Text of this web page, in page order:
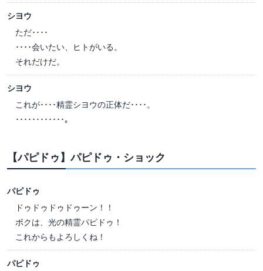
シヨウ
ただ････
････会いたい、ヒトがいる。
それだけだ。
シヨウ
これが････精霊シヨウの正体だ････。
････････････。
【パピドゥ】パピドゥ・ショック
パピドゥ
ドゥドゥドゥドゥーン！！
ボクは、光の精霊パピドゥ！
これからもよろしくね！
パピドゥ